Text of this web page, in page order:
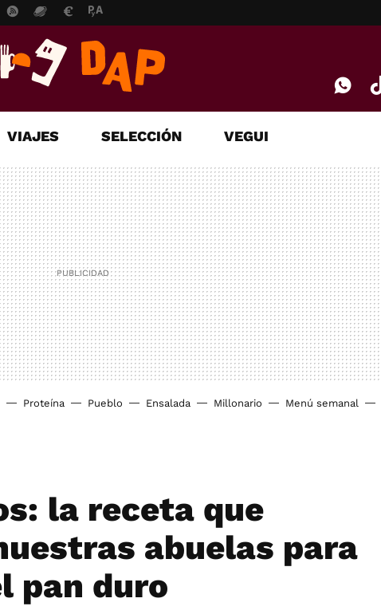
VIAJES SELECCIÓN VEGUI
Proteína Pueblo Ensalada Millonario Menú semanal
la receta que
abuelas para
pan duro